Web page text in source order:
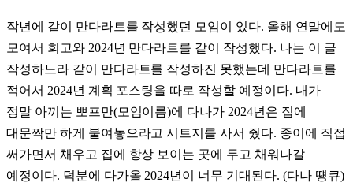
작년에 같이 만다라트를 작성했던 모임이 있다. 올해 연말에도
모여서 회고와 2024년 만다라트를 같이 작성했다. 나는 이 글
작성하느라 같이 만다라트를 작성하진 못했는데 만다라트를
적어서 2024년 계획 포스팅을 따로 작성할 예정이다. 내가
정말 아끼는 뽀프만(모임이름)에 다나가 2024년은 집에
대문짝만 하게 붙여놓으라고 시트지를 사서 줬다. 종이에 직접
써가면서 채우고 집에 항상 보이는 곳에 두고 채워나갈
예정이다. 덕분에 다가올 2024년이 너무 기대된다. (다나 떙큐)